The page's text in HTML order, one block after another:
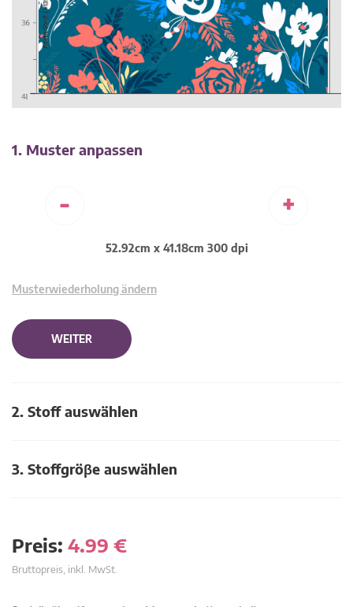
1. Muster anpassen
- +
52.92cm x 41.18cm 300 dpi
Musterwiederholung ändern
WEITER
2. Stoff auswählen
3. Stoffgröβe auswählen
Preis: 4.99 €
Bruttopreis, inkl. MwSt.